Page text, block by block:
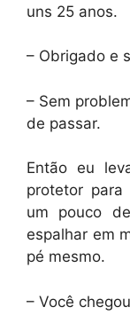
uns 25 anos.
– Obrigado e
– Sem
de passar.
Então eu
protetor
um pouco
espalhar em
pé mesmo.
– Você